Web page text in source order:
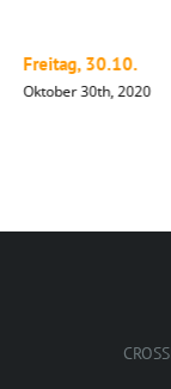
Freitag, 30.10.
Oktober 30th, 2020